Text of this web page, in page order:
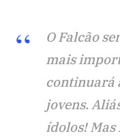
O Falcão
mais
continuará
jovens.
ídolos! Mas